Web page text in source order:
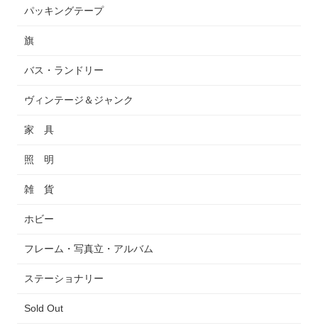
パッキングテープ
旗
バス・ランドリー
ヴィンテージ＆ジャンク
家 具
照 明
雑 貨
ホビー
フレーム・写真立・アルバム
ステーショナリー
Sold Out